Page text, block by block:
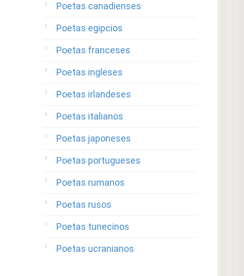
Poetas canadienses
Poetas egipcios
Poetas franceses
Poetas ingleses
Poetas irlandeses
Poetas italianos
Poetas japoneses
Poetas portugueses
Poetas rumanos
Poetas rusos
Poetas tunecinos
Poetas ucranianos